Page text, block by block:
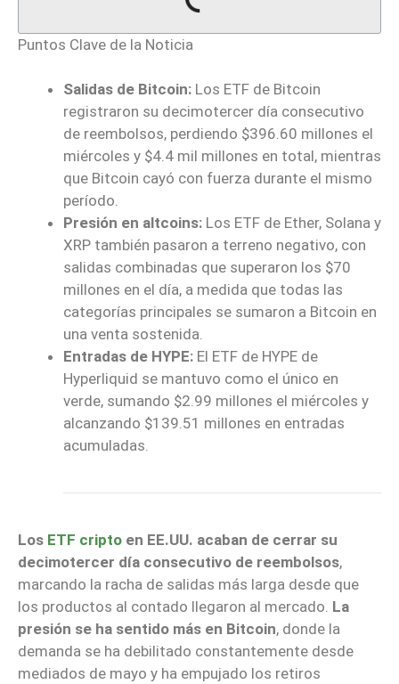
Puntos Clave de la Noticia
Salidas de Bitcoin: Los ETF de Bitcoin
registraron su decimotercer día consecutivo
de reembolsos, perdiendo $396.60 millones el
miércoles y $4.4 mil millones en total, mientras
que Bitcoin cayó con fuerza durante el mismo
período.
Presión en altcoins: Los ETF de Ether, Solana y
XRP también pasaron a terreno negativo, con
salidas combinadas que superaron los $70
millones en el día, a medida que todas las
categorías principales se sumaron a Bitcoin en
una venta sostenida.
Entradas de HYPE: El ETF de HYPE de
Hyperliquid se mantuvo como el único en
verde, sumando $2.99 millones el miércoles y
alcanzando $139.51 millones en entradas
acumuladas.
Los ETF cripto en EE.UU. acaban de cerrar su
decimotercer día consecutivo de reembolsos,
marcando la racha de salidas más larga desde que
los productos al contado llegaron al mercado. La
presión se ha sentido más en Bitcoin, donde la
demanda se ha debilitado constantemente desde
mediados de mayo y ha empujado los retiros